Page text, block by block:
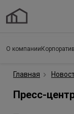
О компании
Главная
Пресс-